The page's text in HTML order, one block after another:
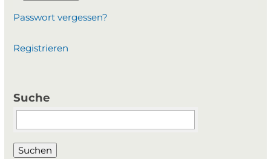
Passwort vergessen?
Registrieren
Suche
Suchbegriffe
Suchen